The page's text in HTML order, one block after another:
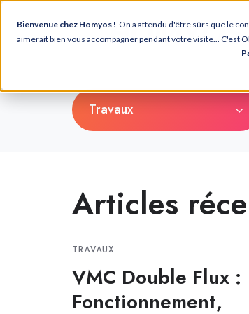
Bienvenue chez Homyos ! On a attendu d'être sûrs que le
aimerait bien vous accompagner pendant votre visite... C'est
Travaux
Articles
TRAVAUX
VMC Double Flux :
Fonctionnement,